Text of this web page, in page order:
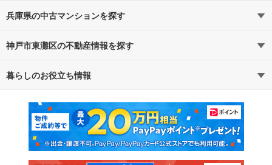
兵庫県の中古マンションを探す
路線・駅から探す
通勤・通学時間から探す
神戸市東灘区の不動産情報を探す
不動産・住宅
新築マンション 中古マンション
新築一戸建て 中古一戸建て
暮らしのお役立ち情報
マンションカタログ 教えて！住まいの先生